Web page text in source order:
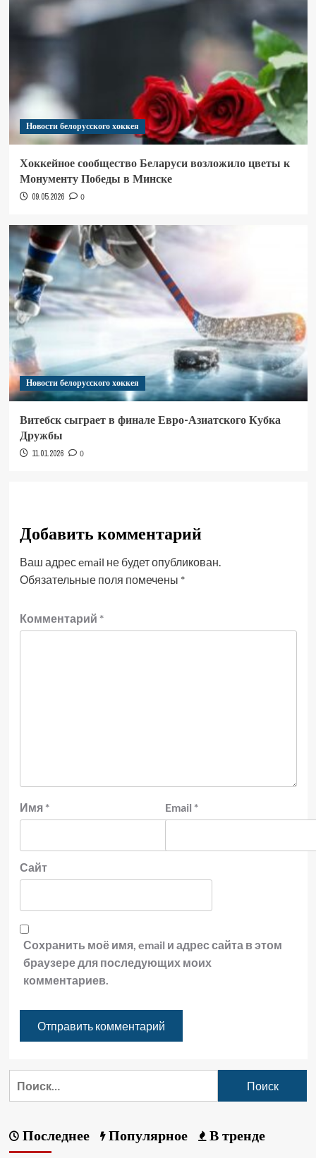
Новости белорусского хоккея
Хоккейное сообщество Беларуси возложило цветы к
Монументу Победы в Минске
09.05.2026 0
Новости белорусского хоккея
Витебск сыграет в финале Евро-Азиатского Кубка
Дружбы
11.01.2026 0
Добавить комментарий
Ваш адрес email не будет опубликован.
Обязательные поля помечены *
Комментарий *
Имя * Email *
Сайт
Сохранить моё имя, email и адрес сайта в этом
браузере для последующих моих
комментариев.
Последнее Популярное В тренде